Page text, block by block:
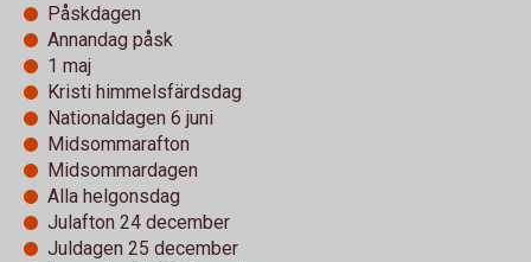
Påskdagen
Annandag påsk
1 maj
Kristi himmelsfärdsdag
Nationaldagen 6 juni
Midsommarafton
Midsommardagen
Alla helgonsdag
Julafton 24 december
Juldagen 25 december